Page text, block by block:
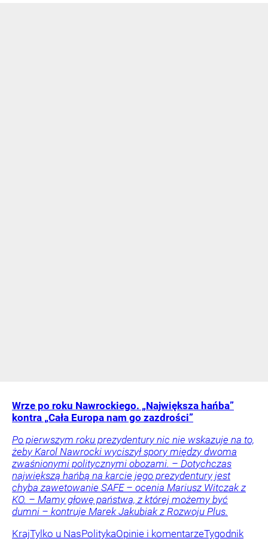
Wrze po roku Nawrockiego. „Największa hańba”
kontra „Cała Europa nam go zazdrości”
Po pierwszym roku prezydentury nic nie wskazuje na to,
żeby Karol Nawrocki wyciszył spory między dwoma
zwaśnionymi politycznymi obozami. – Dotychczas
największą hańbą na karcie jego prezydentury jest
chyba zawetowanie SAFE – ocenia Mariusz Witczak z
KO. – Mamy głowę państwa, z której możemy być
dumni – kontruje Marek Jakubiak z Rozwoju Plus.
KrajTylko u NasPolitykaOpinie i komentarzeTygodnik